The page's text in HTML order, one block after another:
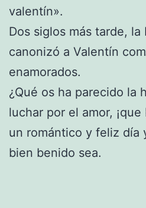
valentín».
Dos siglos más tarde, la
canonizó a Valentín
enamorados.
¿Qué os ha parecido la
luchar por el amor,
un romántico y feliz día
bien benido sea.